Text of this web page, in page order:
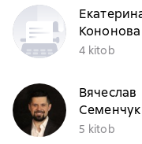
Кононова
4 kitob
Вячеслав
Семенчук
5 kitob